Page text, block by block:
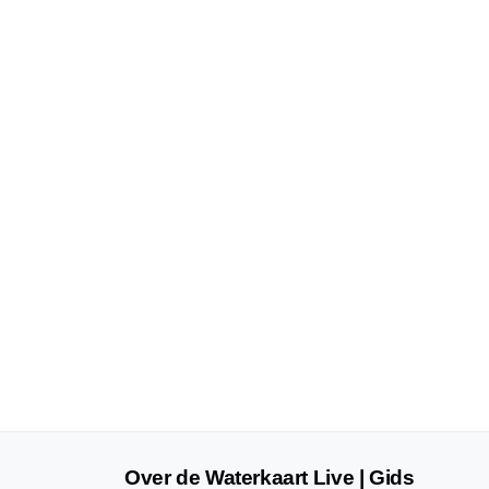
Over de Waterkaart Live | Gids